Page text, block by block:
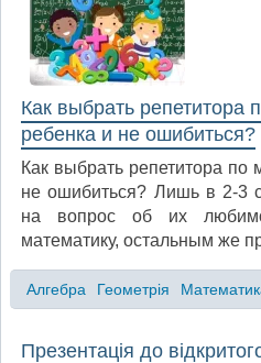
Как выбрать репетитора
ребенка и не ошибиться?
Как выбрать репетитора по
не ошибиться? Лишь в 2-3
на вопрос об их
математику, остальным же
Алгебра Геометрія
Презентація до